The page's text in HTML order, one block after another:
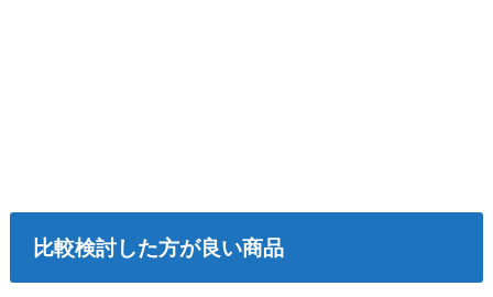
比較検討した方が良い商品